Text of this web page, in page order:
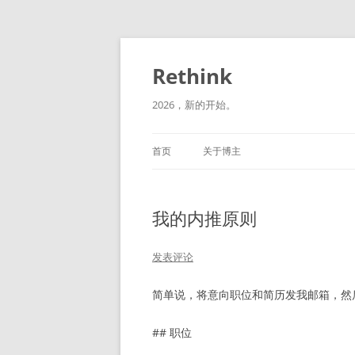
跳
文
Rethink
2026，新的开始。
首页 关于博主
我的内推原则
发表评论
简单说，将意向职位和简历发我邮箱，然
## 职位